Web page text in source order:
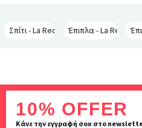
Σπίτι - La Redoute Interieurs
Έπιπλα - La
Inscription
newsletter
10% OFFER
Κάνε την εγγραφή σου στο